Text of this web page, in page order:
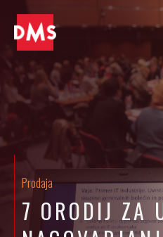
Prodaja
7 ORODIJ ZA